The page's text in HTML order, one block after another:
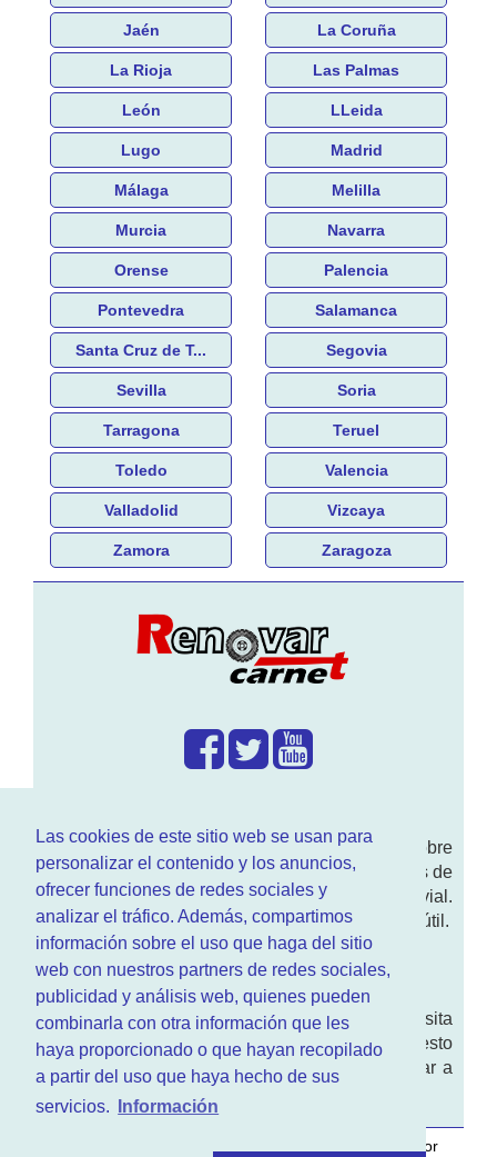
Las cookies de este sitio web se usan para
personalizar el contenido y los anuncios,
ofrecer funciones de redes sociales y
analizar el tráfico. Además, compartimos
información sobre el uso que haga del sitio
web con nuestros partners de redes sociales,
publicidad y análisis web, quienes pueden
combinarla con otra información que les
haya proporcionado o que hayan recopilado
a partir del uso que haya hecho de sus
servicios.
Información
Jaén La Coruña
La Rioja Las Palmas
León LLeida
Lugo Madrid
Málaga Melilla
Murcia Navarra
Orense Palencia
Pontevedra Salamanca
Santa Cruz de T... Segovia
Sevilla Soria
Tarragona Teruel
Toledo Valencia
Valladolid Vizcaya
Zamora Zaragoza
Enwww.RenovarCarnet.comTe contamos sobre
larenovación del permisode conducir, noticias de
actualidad motor y sobre todo seguridad vial.
Ademas tenemos todo tipo de información DGT útil.
¿Quienes somos?
Quieres saber quien mantiene la pagina, visita
nuestrasección de contacto. Aquí tienes nuesto
aviso legal
. Basicamente no queremos engañar a
nadie.
por